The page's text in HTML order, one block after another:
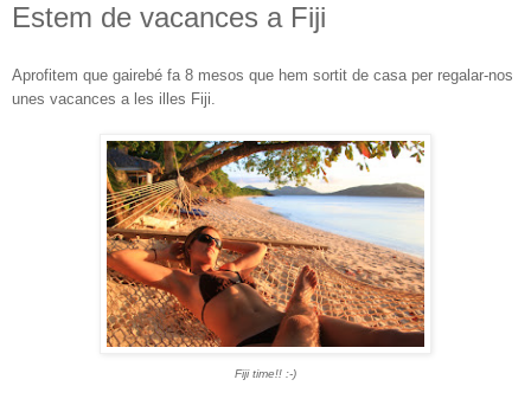
Estem de vacances a Fiji
Aprofitem que gairebé fa 8 mesos que hem sortit de casa per regalar-nos
unes vacances a les illes Fiji.
Fiji time!! :-)